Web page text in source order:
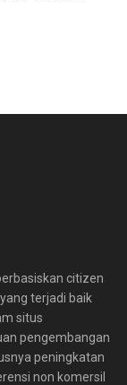
citizen
terjadi baik
situs
pengembangan
peningkatan
non komersil